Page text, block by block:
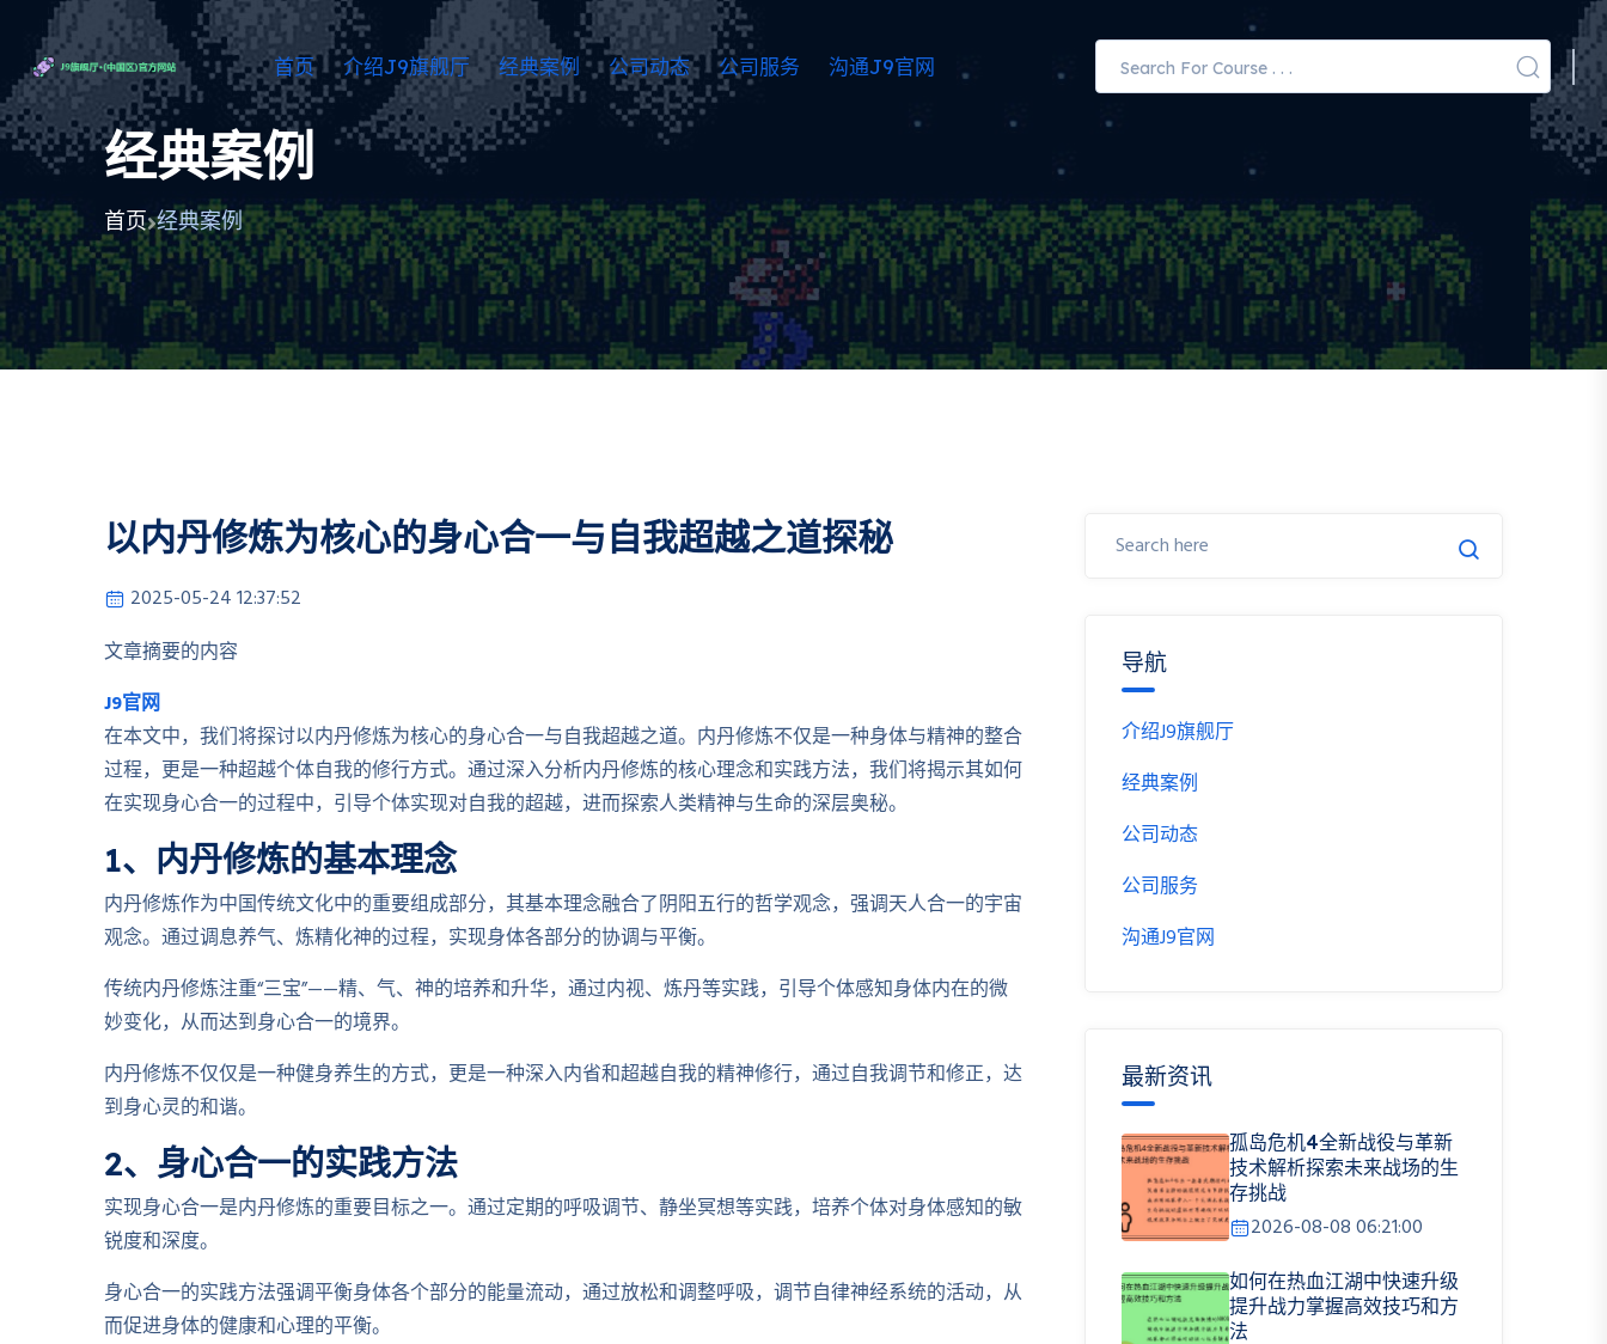
首页 介绍J9旗舰厅 经典案例 公司动态 公司服务 沟通J9官网
经典案例
首页 经典案例
以内丹修炼为核心的身心合一与自我超越之道探秘
2025-05-24 12:37:52
文章摘要的内容
J9官网
在本文中，我们将探讨以内丹修炼为核心的身心合一与自我超越之道。内丹修炼不仅是一种身体与精神的整合
过程，更是一种超越个体自我的修行方式。通过深入分析内丹修炼的核心理念和实践方法，我们将揭示其如何
在实现身心合一的过程中，引导个体实现对自我的超越，进而探索人类精神与生命的深层奥秘。
1、内丹修炼的基本理念
内丹修炼作为中国传统文化中的重要组成部分，其基本理念融合了阴阳五行的哲学观念，强调天人合一的宇宙
观念。通过调息养气、炼精化神的过程，实现身体各部分的协调与平衡。
传统内丹修炼注重“三宝”——精、气、神的培养和升华，通过内视、炼丹等实践，引导个体感知身体内在的微
妙变化，从而达到身心合一的境界。
内丹修炼不仅仅是一种健身养生的方式，更是一种深入内省和超越自我的精神修行，通过自我调节和修正，达
到身心灵的和谐。
2、身心合一的实践方法
实现身心合一是内丹修炼的重要目标之一。通过定期的呼吸调节、静坐冥想等实践，培养个体对身体感知的敏
锐度和深度。
身心合一的实践方法强调平衡身体各个部分的能量流动，通过放松和调整呼吸，调节自律神经系统的活动，从
而促进身体的健康和心理的平衡。
导航
介绍J9旗舰厅
经典案例
公司动态
公司服务
沟通J9官网
最新资讯
孤岛危机4全新战役与革新
技术解析探索未来战场的生
存挑战
2026-08-08 06:21:00
如何在热血江湖中快速升级
提升战力掌握高效技巧和方
法